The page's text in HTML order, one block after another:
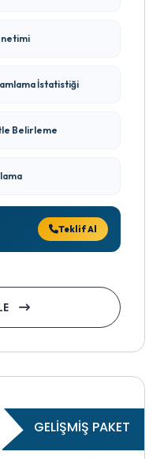
İstatistiği
Belirleme
Teklif Al
GELİŞMİŞ PAKET